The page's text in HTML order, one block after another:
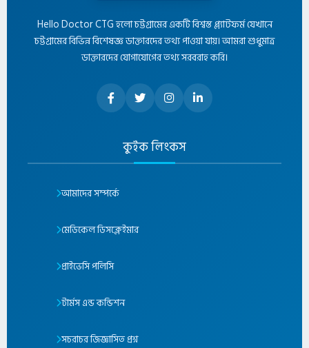
Hello Doctor CTG হলো চট্টগ্রামের একটি বিশ্বস্ত প্ল্যাটফর্ম যেখানে
চট্টগ্রামের বিভিন্ন বিশেষজ্ঞ ডাক্তারদের তথ্য পাওয়া যায়। আমরা শুধুমাত্র
ডাক্তারদের যোগাযোগের তথ্য সরবরাহ করি।
কুইক লিংকস
আমাদের সম্পর্কে
মেডিকেল ডিসক্লেইমার
প্রাইভেসি পলিসি
টার্মস এন্ড কন্ডিশন
সচরাচর জিজ্ঞাসিত প্রশ্ন